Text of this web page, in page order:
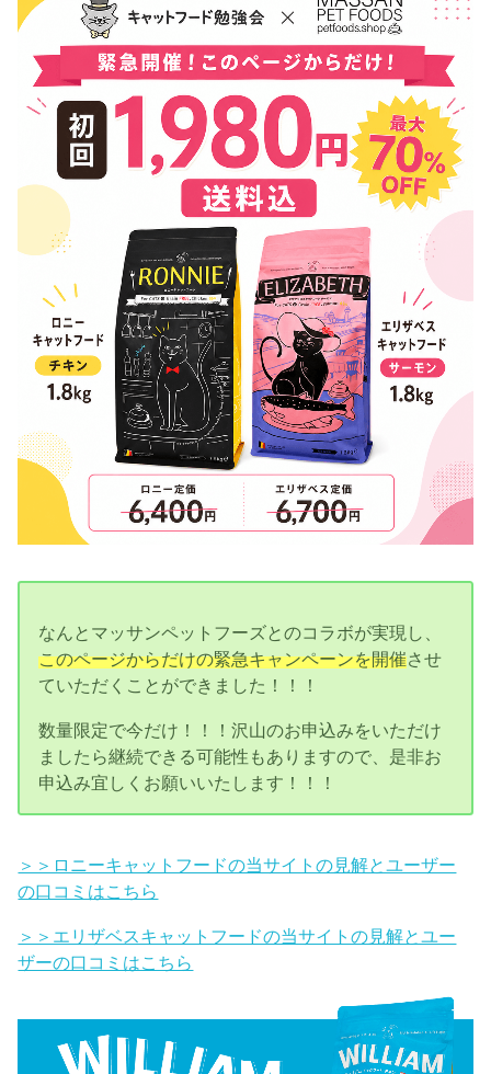
なんとマッサンペットフーズとのコラボが実現し、
このページからだけの緊急キャンペーンを開催させ
ていただくことができました！！！
数量限定で今だけ！！！沢山のお申込みをいただけ
ましたら継続できる可能性もありますので、是非お
申込み宜しくお願いいたします！！！
＞＞ロニーキャットフードの当サイトの見解とユーザー
の口コミはこちら
＞＞エリザベスキャットフードの当サイトの見解とユー
ザーの口コミはこちら